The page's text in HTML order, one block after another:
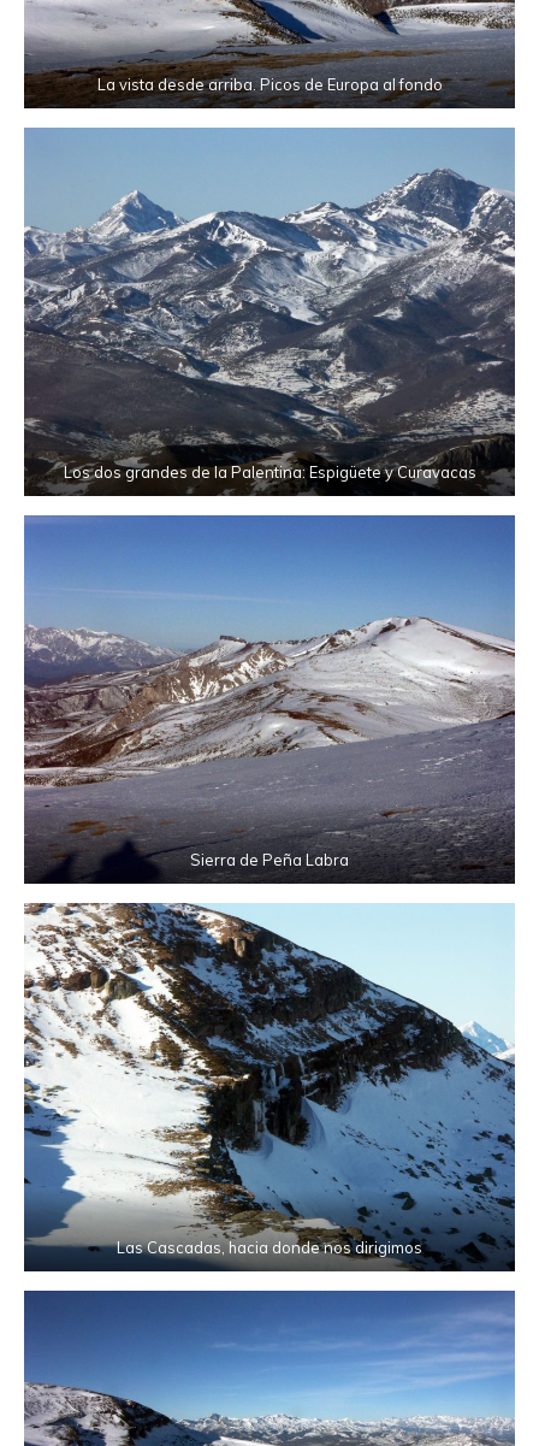
La vista desde arriba. Picos de Europa al fondo
Los dos grandes de la Palentina: Espigüete y Curavacas
Sierra de Peña Labra
Las Cascadas, hacia donde nos dirigimos